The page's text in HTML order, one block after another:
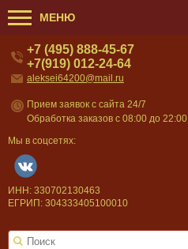
МЕНЮ
+7 (495) 888-45-67
+7(919) 012-24-64
aleksei64200@mail.ru
Прием заявок с сайта 24/7
Обработка заказов с 08:00 до 22:00
Мы в соцсетях:
ИНН: 330702130463
ЕГРИП: 304333405100010